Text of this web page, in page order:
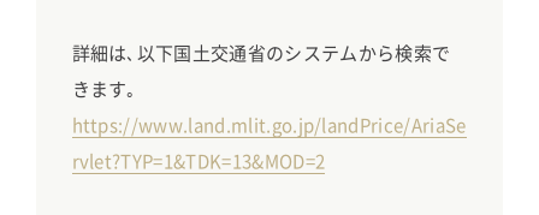
詳細は､以下国土交通省のシステムから検索で
きます｡
https://www.land.mlit.go.jp/landPrice/AriaSe
rvlet?TYP=1&TDK=13&MOD=2